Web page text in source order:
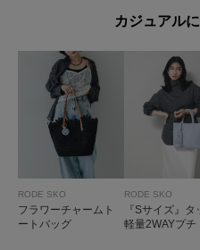
カジュアル
RODE SKO
フラワーチャームト
ートバッグ
RODE SKO
『Sサイズ』タ
軽量2WAYプチ